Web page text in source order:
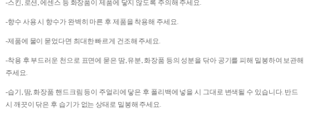
-스킨, 로션, 에센스 등 화장품이 제품에 닿지 않도록 주의해 주세요.
-향수 사용 시 향수가 완벽히 마른 후 제품을 착용해 주세요.
-제품에 물이 묻었다면 최대한 빠르게 건조해 주세요.
-착용 후 부드러운 천으로 표면에 묻은 땀, 유분, 화장품 등의 성분을 닦아 공기를 피해 밀봉하여 보관해
주세요.
-습기, 땀, 화장품 핸드크림 등이 주얼리에 닿은 후 폴리백에 넣을 시 그대로 변색될 수 있습니다. 반드
시 깨끗이 닦은 후 습기가 없는 상태로 밀봉해 주세요.